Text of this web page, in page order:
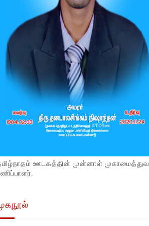
ஊடகத்தின் முன்னாள் முகாமைத்துவ